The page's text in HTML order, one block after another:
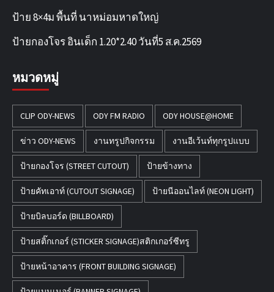
ป้าย 8×4ม พื้นที่ นาหม่อมหาดใหญ่
ป้ายกองโจร อินเด็ก 1.20*2.40 วันที่5 ส.ค.2569
หมวดหมู่
CLIP ODY-NEWS ODY FM RADIO ODY HOUSE@HOME
ข่าว ODY-NEWS งานทรูปกิจกรรม งานอีเว้นท์ทุกรูปแบบ
ป้ายกองโจร (STREET CUTOUT) ป้ายข้างทาง
ป้ายคัทเอาท์ (CUTOUT SIGNAGE) ป้ายนีออนไลท์ (NEON LIGHT)
ป้ายบิลบอร์ด (BILLBOARD)
ป้ายสติ๊กเกอร์ (STICKER SIGNAGE)สติกเกอร์ซีทรู
ป้ายหน้าอาคาร (FRONT BUILDING SIGNAGE)